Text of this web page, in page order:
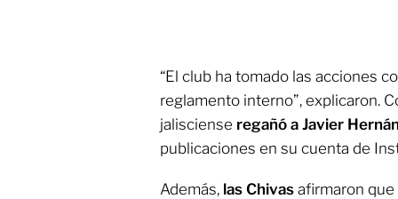
“El club ha tomado las acciones
reglamento interno”, explicaron.
jalisciense regañó a Javier
publicaciones en su cuenta de
Además, las Chivas afirmaron